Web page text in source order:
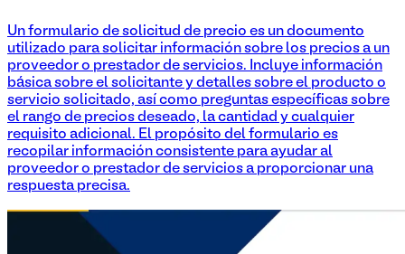
Un formulario de solicitud de precio es un documento
utilizado para solicitar información sobre los precios a un
proveedor o prestador de servicios. Incluye información
básica sobre el solicitante y detalles sobre el producto o
servicio solicitado, así como preguntas específicas sobre
el rango de precios deseado, la cantidad y cualquier
requisito adicional. El propósito del formulario es
recopilar información consistente para ayudar al
proveedor o prestador de servicios a proporcionar una
respuesta precisa.